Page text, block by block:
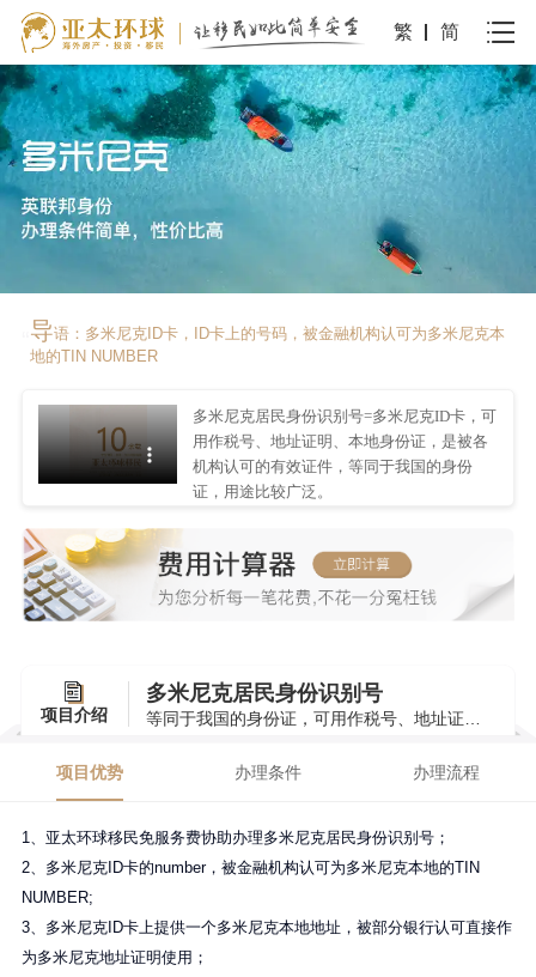
繁 简
导语：多米尼克ID卡，ID卡上的号码，被金融机构认可为多米尼克本
地的TIN NUMBER
多米尼克居民身份识别号=多米尼克ID卡，可
用作税号、地址证明、本地身份证，是被各
机构认可的有效证件，等同于我国的身份
证，用途比较广泛。
项目介绍
多米尼克居民身份识别号
项目优势 办理条件 办理流程
1、亚太环球移民免服务费协助办理多米尼克居民身份识别号；
2、多米尼克ID卡的number，被金融机构认可为多米尼克本地的TIN
NUMBER;
3、多米尼克ID卡上提供一个多米尼克本地地址，被部分银行认可直接作
为多米尼克地址证明使用；